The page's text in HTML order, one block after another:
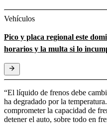
Vehículos
Pico y placa regional este
horarios y la multa si lo
“El líquido de frenos debe
ha degradado por la
comprometer la capacidad de
detener el auto, sobre todo en